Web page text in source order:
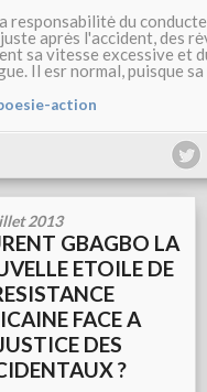
responsabilitė du
aprės l'accident, des
sa vitesse excessive et
Il esr normal, puisque
action
2013
GBAGBO LA
ETOILE DE
FACE A
DES
?